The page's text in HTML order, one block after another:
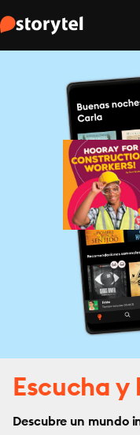
Escucha y
Descubre un mundo